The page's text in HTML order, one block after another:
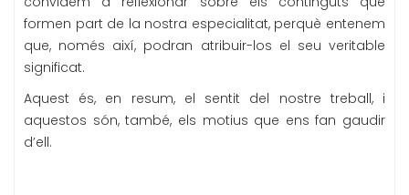
formen part de la nostra especialitat, perquè entenem
que, només així, podran atribuir-los el seu veritable
significat.
Aquest és, en resum, el sentit del nostre treball, i
aquestos són, també, els motius que ens fan gaudir
d’ell.